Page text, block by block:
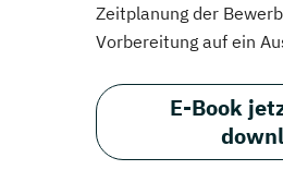
Zeitplanung der
Vorbereitung auf ein
E-Book